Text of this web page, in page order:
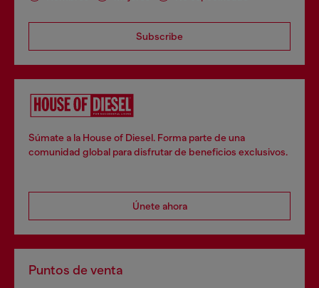
Subscribe
Súmate a la House of Diesel. Forma parte de una
comunidad global para disfrutar de beneficios exclusivos.
Únete ahora
Puntos de venta